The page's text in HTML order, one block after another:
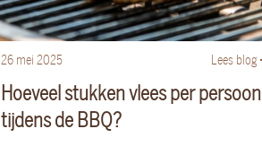
Lees blog
26 mei 2025
Hoeveel stukken vlees per persoon
tijdens de BBQ?